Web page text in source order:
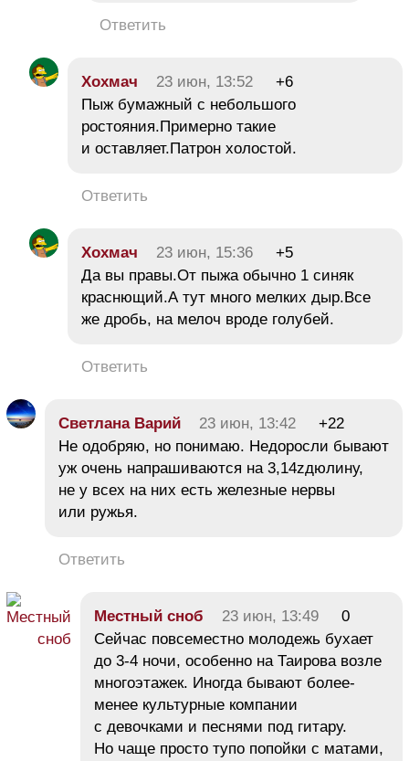
Ответить
Хохмач 23 июн, 13:52
+6
Пыж бумажный с небольшого
ростояния.Примерно такие
и оставляет.Патрон холостой.
Ответить
Хохмач 23 июн, 15:36
+5
Да вы правы.От пыжа обычно 1 синяк
краснющий.А тут много мелких дыр.Все
же дробь, на мелоч вроде голубей.
Ответить
Светлана Варий 23 июн, 13:42
+22
Не одобряю, но понимаю. Недоросли бывают
уж очень напрашиваются на 3,14zдюлину,
не у всех на них есть железные нервы
или ружья.
Ответить
Местный сноб 23 июн, 13:49
0
Сейчас повсеместно молодежь бухает
до 3-4 ночи, особенно на Таирова возле
многоэтажек. Иногда бывают более-
менее культурные компании
с девочками и песнями под гитару.
Но чаще просто тупо попойки с матами,